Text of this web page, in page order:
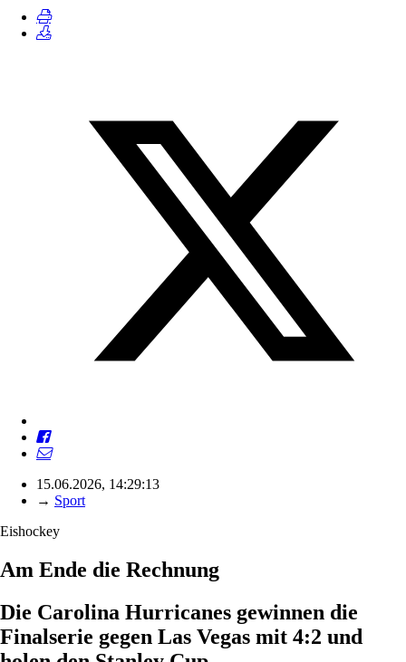
15.06.2026, 14:29:13
→ Sport
Eishockey
Am Ende die Rechnung
Die Carolina Hurricanes gewinnen die
Finalserie gegen Las Vegas mit 4:2 und